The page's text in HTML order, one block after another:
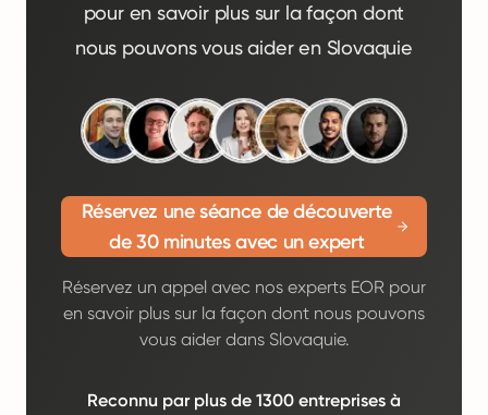
pour en savoir plus sur la façon dont
nous pouvons vous aider en Slovaquie
Réservez une séance de découverte
de 30 minutes avec un expert
Réservez un appel avec nos experts EOR pour
en savoir plus sur la façon dont nous pouvons
vous aider dans Slovaquie.
Reconnu par plus de 1300 entreprises à